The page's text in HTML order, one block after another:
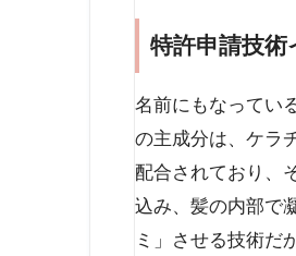
特許申請技術
名前にもなってい
の主成分は、ケラ
配合されており、
込み、髪の内部で
ミ」させる技術だ